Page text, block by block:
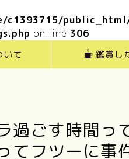
c1393715/
on line 306
いて 鑑賞し
過ごす時間っ
てフツーに事